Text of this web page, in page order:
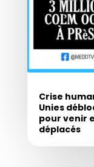
Crise
Unies
pour venir
déplacés